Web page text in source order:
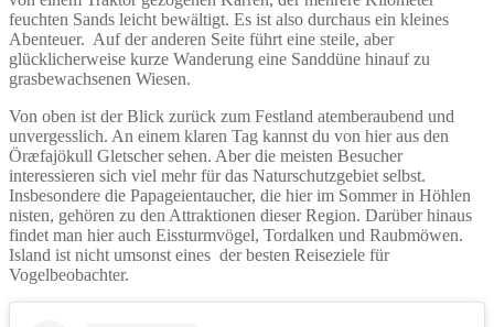
feuchten Sands leicht bewältigt. Es ist also durchaus ein kleines
Abenteuer. Auf der anderen Seite führt eine steile, aber
glücklicherweise kurze Wanderung eine Sanddüne hinauf zu
grasbewachsenen Wiesen.
Von oben ist der Blick zurück zum Festland atemberaubend und
unvergesslich. An einem klaren Tag kannst du von hier aus den
Öræfajökull Gletscher sehen. Aber die meisten Besucher
interessieren sich viel mehr für das Naturschutzgebiet selbst.
Insbesondere die Papageientaucher, die hier im Sommer in Höhlen
nisten, gehören zu den Attraktionen dieser Region. Darüber hinaus
findet man hier auch Eissturmvögel, Tordalken und Raubmöwen.
Island ist nicht umsonst eines der besten Reiseziele für
Vogelbeobachter.